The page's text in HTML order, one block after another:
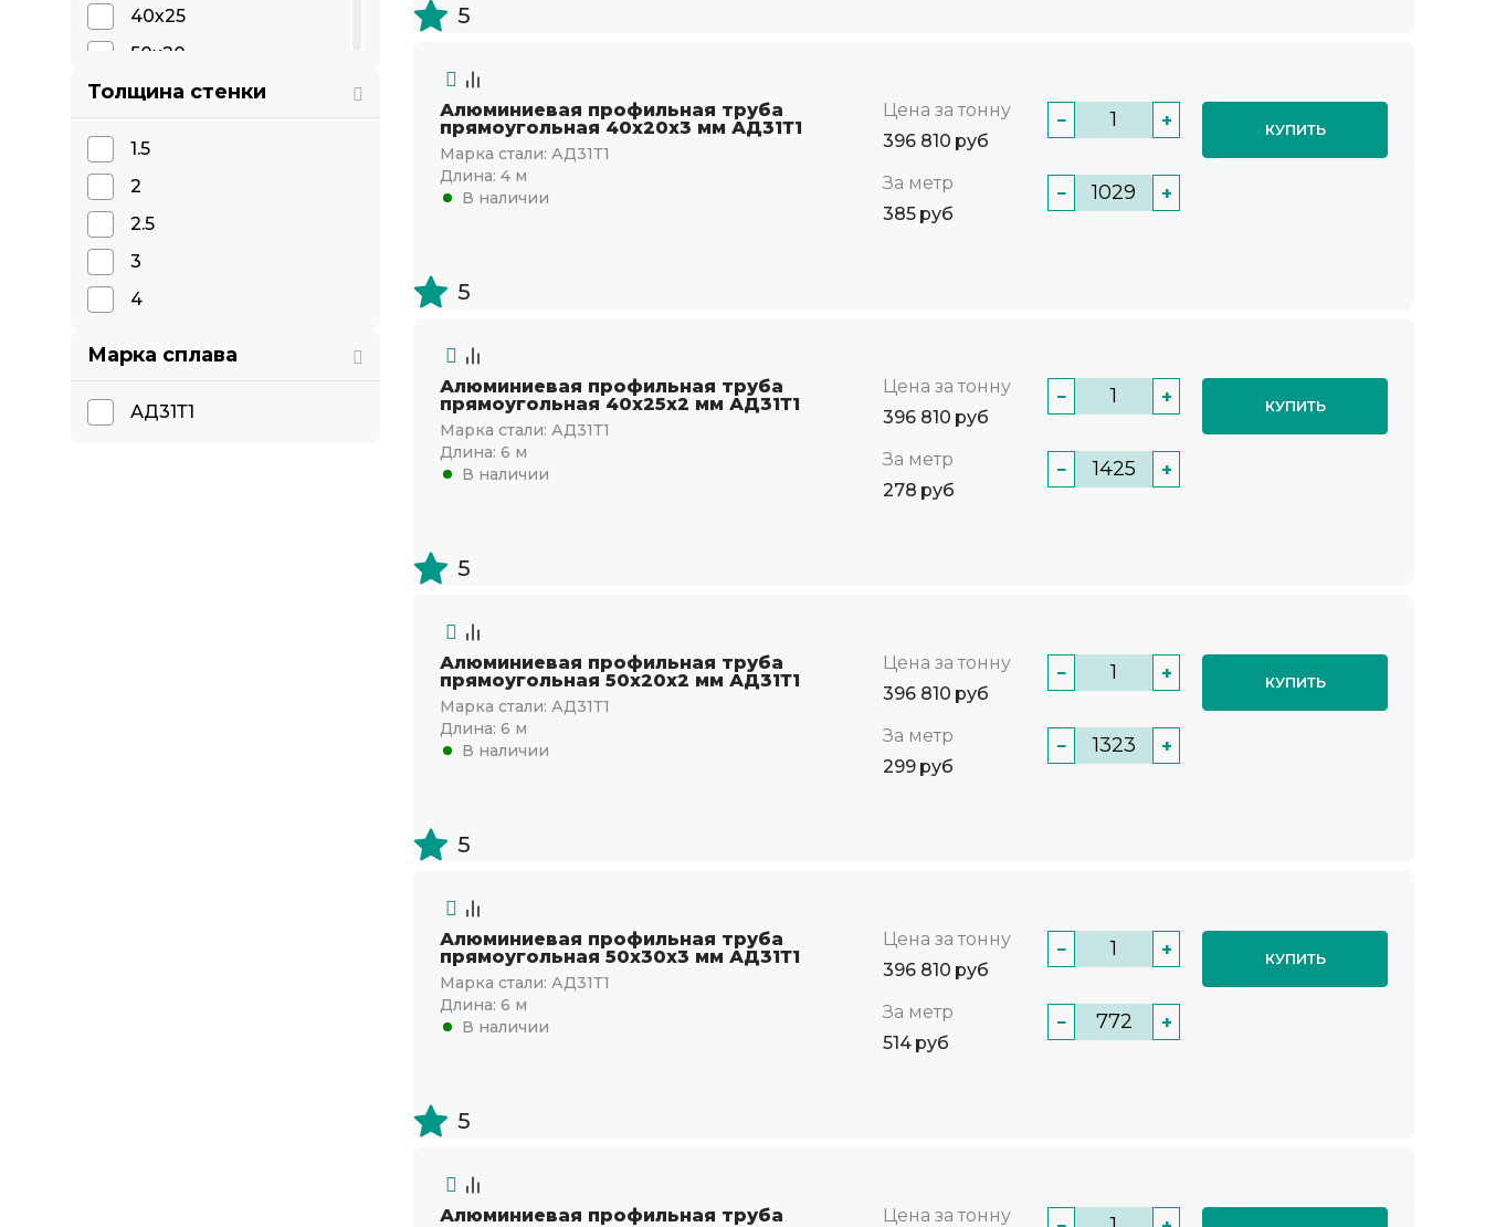
40х25
50х20
50х30
100х20
Толщина стенки
1.5
2
2.5
3
4
Марка сплава
АД31Т1
5
Алюминиевая профильная труба
прямоугольная 40х20х3 мм АД31Т1
Марка стали: АД31Т1
Длина: 4 м
В наличии
Цена за тонну
396 810 руб
− +
За метр
385 руб
− +
КУПИТЬ
5
Алюминиевая профильная труба
прямоугольная 40х25х2 мм АД31Т1
Марка стали: АД31Т1
Длина: 6 м
В наличии
Цена за тонну
396 810 руб
− +
За метр
278 руб
− +
КУПИТЬ
5
Алюминиевая профильная труба
прямоугольная 50х20х2 мм АД31Т1
Марка стали: АД31Т1
Длина: 6 м
В наличии
Цена за тонну
396 810 руб
− +
За метр
299 руб
− +
КУПИТЬ
5
Алюминиевая профильная труба
прямоугольная 50х30х3 мм АД31Т1
Марка стали: АД31Т1
Длина: 6 м
В наличии
Цена за тонну
396 810 руб
− +
За метр
514 руб
− +
КУПИТЬ
5
Алюминиевая профильная труба
Цена за тонну